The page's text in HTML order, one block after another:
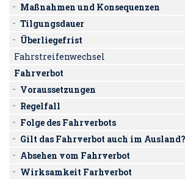
Maßnahmen und Konsequenzen
Tilgungsdauer
Überliegefrist
Fahrstreifenwechsel
Fahrverbot
Voraussetzungen
Regelfall
Folge des Fahrverbots
Gilt das Fahrverbot auch im Ausland?
Absehen vom Fahrverbot
Wirksamkeit Farhverbot